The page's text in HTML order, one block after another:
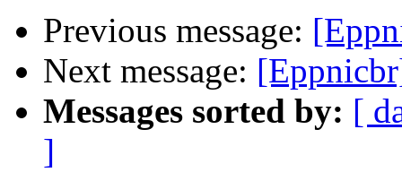
Previous message:
Next message:
Messages sorted by: [
]